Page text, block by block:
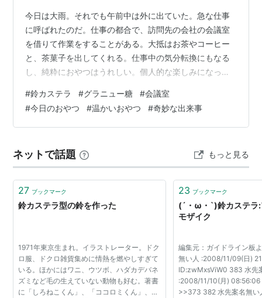
今日は大雨。それでも午前中は外に出ていた。急な仕事
に呼ばれたのだ。仕事の都合で、訪問先の会社の会議室
を借りて作業をすることがある。大抵はお茶やコーヒー
と、茶菓子を出してくれる。仕事中の気分転換にもなる
し、純粋におやつはうれしい。個人的な楽しみになって
Amazon 今日はその茶菓子に、鈴カステラがあった。小
麦粉やベーキングパウダーや卵をつかった生地を、小さ
なタコ焼き型みたいな鉄板で球形に焼いて、グラニュー
けれど、こういった茶菓子として菓子盆に盛られている
のは珍しい。 「たく…
#鈴カステラ #グラニュー糖 #会議室
#今日のおやつ #温かいおやつ #奇妙な出来事
ネットで話題 もっと見る
27 ブックマーク
鈴カステラ型の鈴を作った
1971年東京生まれ。イラストレーター。ドク
ロ服、ドクロ雑貨集めに情熱を燃やしすぎて
いる。ほかにはワニ、ウツボ、ハダカデバネ
ズミなど毛の生えていない動物も好む。著書
に「しろねこくん」、「ココロミくん」、
23 ブックマーク
(´・ω・`)鈴カステラ:
モザイク
編集元：ガイドライン板
無い人 :2008/11/09(日)
ID:zwMxsViW0 383 水先
:2008/11/10(月)
>>373 382 水先案名無